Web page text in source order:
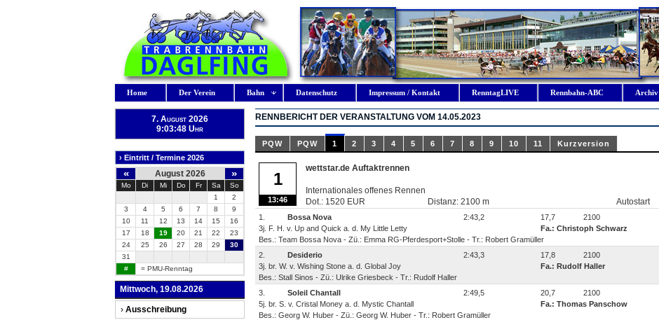
Home Der Verein Bahn Datenschutz Impressum / Kontakt RenntagLIVE Rennbahn-ABC Archiv
7. August 2026
9:03:49 Uhr
› Eintritt / Termine 2026
« August 2026 »
Mo Di Mi Do Fr Sa
So
1
2
3
4 5 6 7 8
9
10
11 12 13 14 15
16
17
18 19 20 21 22
23
24
25 26 27 28 29
30
31
#
= PMU-Renntag
Mittwoch, 19.08.2026
› Ausschreibung
RENNBERICHT DER VERANSTALTUNG VOM 14.05.2023
PQW PQW 1 2 3 4 5 6 7 8 9 10 11 Kurzversion
1
13:46
wettstar.de Auftaktrennen
Internationales offenes Rennen
Dot.: 1520 EUR
Distanz: 2100 m Autostart
1. Bossa Nova 2:43,2 17,7 2100
3j. F. H. v. Up and Quick a. d. My Little Letty
Fa.: Christoph Schwarz
Bes.: Team Bossa Nova - Zü.: Emma RG-Pferdesport+Stolle - Tr.: Robert Gramüller
2.
Desiderio 2:43,3 17,8 2100
3j. br. W. v. Wishing Stone a. d. Global Joy
Fa.: Rudolf Haller
Bes.: Stall Sinos - Zü.: Ulrike Griesbeck - Tr.: Rudolf Haller
3.
Soleil Chantall 2:49,5 20,7 2100
5j. br. S. v. Cristal Money a. d. Mystic Chantall
Fa.: Thomas Panschow
Bes.: Georg W. Huber - Zü.: Georg W. Huber - Tr.: Robert Gramüller